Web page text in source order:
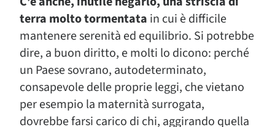
terra molto tormentata in cui è difficile
mantenere serenità ed equilibrio. Si potrebbe
dire, a buon diritto, e molti lo dicono: perché
un Paese sovrano, autodeterminato,
consapevole delle proprie leggi, che vietano
per esempio la maternità surrogata,
dovrebbe farsi carico di chi, aggirando quella